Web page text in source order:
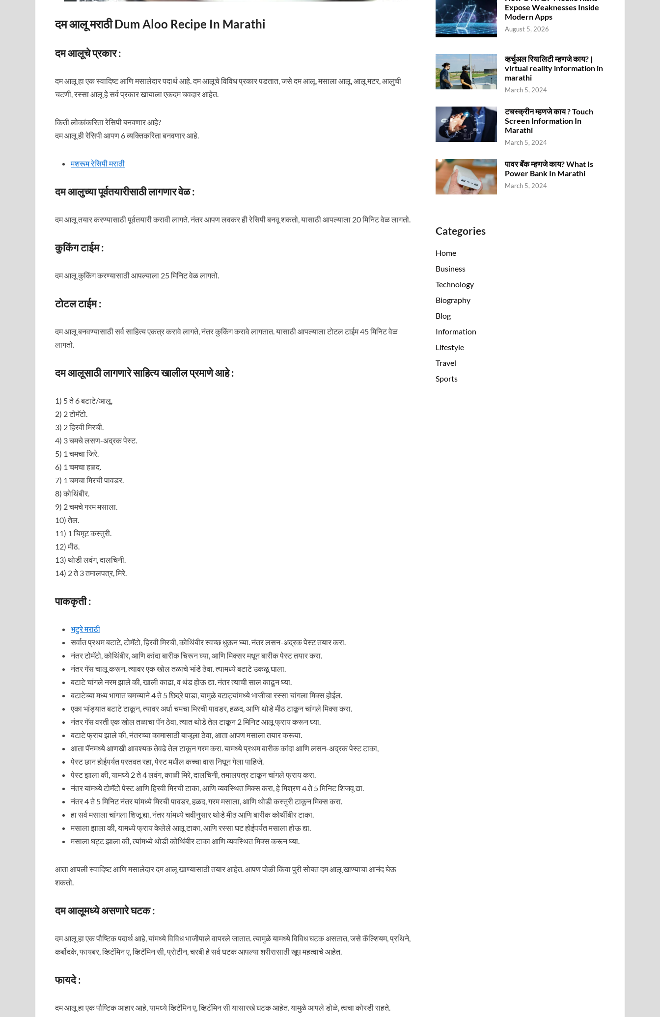
दम आलू मराठी Dum Aloo Recipe In Marathi
दम आलूचे प्रकार :
दम आलू हा एक स्वादिष्ट आणि मसालेदार पदार्थ आहे. दम आलूचे विविध प्रकार पडतात, जसे दम आलू, मसाला आलू, आलू मटर, आलुची
चटणी, रस्सा आलू हे सर्व प्रकार खायाला एकदम चवदार आहेत.
किती लोकांकरिता रेसिपी बनवणार आहे?
दम आलू ही रेसिपी आपण 6 व्यक्तिकरिता बनवणार आहे.
मशरूम रेसिपी मराठी
दम आलुच्या पूर्वतयारीसाठी लागणार वेळ :
दम आलू तयार करण्यासाठी पूर्वतयारी करावी लागते. नंतर आपण लवकर ही रेसिपी बनवू शकतो, यासाठी आपल्याला 20 मिनिट वेळ लागतो.
कुकिंग टाईम :
दम आलू कुकिंग करण्यासाठी आपल्याला 25 मिनिट वेळ लागतो.
टोटल टाईम :
दम आलू बनवण्यासाठी सर्व साहित्य एकत्र करावे लागते, नंतर कुकिंग करावे लागतात. यासाठी आपल्याला टोटल टाईम 45 मिनिट वेळ
लागतो.
दम आलूसाठी लागणारे साहित्य खालील प्रमाणे आहे :
1) 5 ते 6 बटाटे/आलू.
2) 2 टोमॅटो.
3) 2 हिरवी मिरची.
4) 3 चमचे लसण-अद्रक पेस्ट.
5) 1 चमचा जिरे.
6) 1 चमचा हळद.
7) 1 चमचा मिरची पावडर.
8) कोथिंबीर.
9) 2 चमचे गरम मसाला.
10) तेल.
11) 1 चिमूट कस्तुरी.
12) मीठ.
13) थोडी लवंग, दालचिनी.
14) 2 ते 3 तमालपत्र, मिरे.
पाककृती :
भटुरे मराठी
सर्वात प्रथम बटाटे, टोमॅटो, हिरवी मिरची, कोथिंबीर स्वच्छ धुऊन घ्या. नंतर लसन-अद्रक पेस्ट तयार करा.
नंतर टोमॅटो, कोथिंबीर, आणि कांदा बारीक चिरून घ्या, आणि मिक्सर मधून बारीक पेस्ट तयार करा.
नंतर गॅस चालू करून, त्यावर एक खोल तळाचे भांडे ठेवा. त्यामध्ये बटाटे उकळू घाला.
बटाटे चांगले नरम झाले की, खाली काढा, व थंड होऊ द्या. नंतर त्याची साल काढून घ्या.
बटाटेच्या मध्य भागात चमच्याने 4 ते 5 छिद्रे पाडा, यामुळे बटाट्यांमध्ये भाजीचा रस्सा चांगला मिक्स होईल.
एका भांड्यात बटाटे टाकून, त्यावर अर्धा चमचा मिरची पावडर, हळद, आणि थोडे मीठ टाकून चांगले मिक्स करा.
नंतर गॅस वरती एक खोल तळाचा पॅन ठेवा, त्यात थोडे तेल टाकून 2 मिनिट आलू फ्राय करून घ्या.
बटाटे फ्राय झाले की, नंतरच्या कामासाठी बाजूला ठेवा, आता आपण मसाला तयार करूया.
आता पॅनमध्ये आणखी आवश्यक तेवढे तेल टाकून गरम करा. यामध्ये प्रथम बारीक कांदा आणि लसन-अद्रक पेस्ट टाका,
पेस्ट छान होईपर्यत परतवत रहा, पेस्ट मधील कच्चा वास निघून गेला पाहिजे.
पेस्ट झाला की, यामध्ये 2 ते 4 लवंग, काळी मिरे, दालचिनी, तमालपत्र टाकून चांगले फ्राय करा.
नंतर यांमध्ये टोमॅटो पेस्ट आणि हिरवी मिरची टाका, आणि व्यवस्थित मिक्स करा, हे मिश्रण 4 ते 5 मिनिट शिजवू द्या.
नंतर 4 ते 5 मिनिट नंतर यांमध्ये मिरची पावडर, हळद, गरम मसाला, आणि थोडी कस्तुरी टाकून मिक्स करा.
हा सर्व मसाला चांगला शिजू द्या, नंतर यांमध्ये चवीनुसार थोडे मीठ आणि बारीक कोथींबीर टाका.
मसाला झाला की, यामध्ये फ्राय केलेले आलू टाका, आणि रस्सा घट होईपर्यत मसाला होऊ द्या.
मसाला घट्ट झाला की, त्यांमध्ये थोडी कोथिंबीर टाका आणि व्यवस्थित मिक्स करून घ्या.
आता आपली स्वादिष्ट आणि मसालेदार दम आलू खाण्यासाठी तयार आहेत. आपण पोळी किंवा पुरी सोबत दम आलू खाण्याचा आनंद घेऊ
शकतो.
दम आलूमध्ये असणारे घटक :
दम आलू हा एक पौष्टिक पदार्थ आहे, यांमध्ये विविध भाजीपाले वापरले जातात. त्यामुळे यामध्ये विविध घटक असतात, जसे कॅल्शियम, प्रथिने,
कर्बोदके, फायबर, व्हिटॅमिन ए, व्हिटॅमिन सी, प्रोटीन, चरबी हे सर्व घटक आपल्या शरीरासाठी खूप महत्वाचे आहेत.
फायदे :
दम आलू हा एक पौष्टिक आहार आहे, यामध्ये व्हिटॅमिन ए, व्हिटॅमिन सी यासारखे घटक आहेत. यामुळे आपले डोळे, त्वचा कोरडी राहते.
Expose Weaknesses Inside
Modern Apps
August 5, 2026
व्हर्चुअल रियालिटी म्हणजे काय? |
virtual reality information in
marathi
March 5, 2024
टचस्क्रीन म्हणजे काय ? Touch
Screen Information In
Marathi
March 5, 2024
पावर बॅंक म्हणजे काय? What Is
Power Bank In Marathi
March 5, 2024
Categories
Home
Business
Technology
Biography
Blog
Information
Lifestyle
Travel
Sports